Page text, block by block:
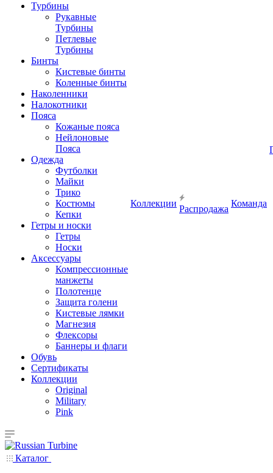
Турбины
Рукавные
Турбины
Петлевые
Турбины
Бинты
Кистевые бинты
Коленные бинты
Наколенники
Налокотники
Пояса
Кожаные пояса
Нейлоновые
Пояса
Одежда
Футболки
Майки
Трико
Костюмы
Кепки
Гетры и носки
Гетры
Носки
Аксессуары
Компрессионные
манжеты
Полотенце
Защита голени
Кистевые лямки
Магнезия
Флексоры
Баннеры и флаги
Обувь
Сертификаты
Коллекции
Original
Military
Pink
Коллекции
Распродажа
Команда
Каталог